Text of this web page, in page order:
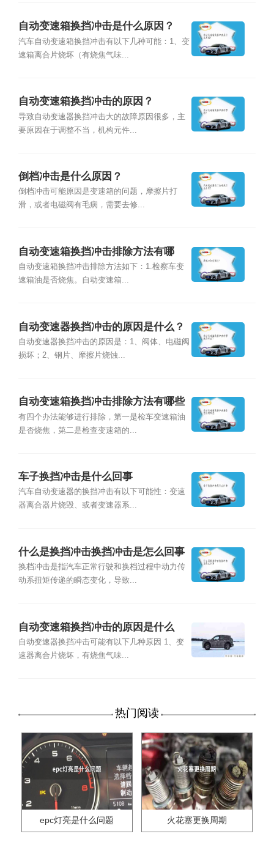
自动变速箱换挡冲击是什么原因？
汽车自动变速箱换挡冲击有以下几种可能：1、变
速箱离合片烧坏（有烧焦气味...
自动变速箱换挡冲击的原因？
导致自动变速器换挡冲击大的故障原因很多，主
要原因在于调整不当，机构元件...
倒档冲击是什么原因？
倒档冲击可能原因是变速箱的问题，摩擦片打
滑，或者电磁阀有毛病，需要去修...
自动变速箱换挡冲击排除方法有哪
些？
自动变速箱换挡冲击排除方法如下：1.检察车变
速箱油是否烧焦。自动变速箱...
自动变速器换挡冲击的原因是什么？
自动变速器换挡冲击的原因是：1、阀体、电磁阀
损坏；2、钢片、摩擦片烧蚀...
自动变速箱换挡冲击排除方法有哪些
有四个办法能够进行排除，第一是检车变速箱油
是否烧焦，第二是检查变速箱的...
车子换挡冲击是什么回事
汽车自动变速器的换挡冲击有以下可能性：变速
器离合器片烧毁、或者变速器系...
什么是换挡冲击换挡冲击是怎么回事
换档冲击是指汽车正常行驶和换档过程中动力传
动系扭矩传递的瞬态变化，导致...
自动变速箱换挡冲击的原因是什么
自动变速器换挡冲击可能有以下几种原因 1、变
速器离合片烧坏，有烧焦气味...
热门阅读
epc灯亮是什么问题 火花塞更换周期